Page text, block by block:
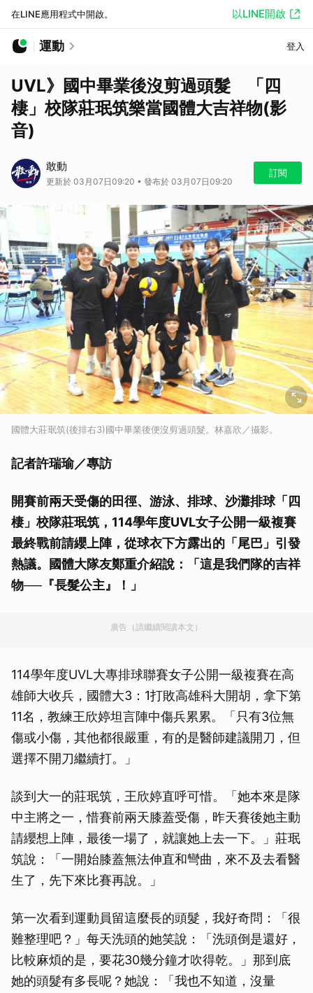
在LINE應用程式中開啟。 以LINE開啟
運動 登入
UVL》國中畢業後沒剪過頭髮 「四
棲」校隊莊珉筑樂當國體大吉祥物(影
音)
敢動
更新於 03月07日09:20 • 發布於 03月07日09:20
訂閱
國體大莊珉筑(後排右3)國中畢業後便沒剪過頭髮。林嘉欣／攝影。
記者許瑞瑜／專訪
開賽前兩天受傷的田徑、游泳、排球、沙灘排球「四
棲」校隊莊珉筑，114學年度UVL女子公開一級複賽
最終戰前請纓上陣，從球衣下方露出的「尾巴」引發
熱議。國體大隊友鄭重介紹說：「這是我們隊的吉祥
物──『長髮公主』！」
廣告（請繼續閱讀本文）
114學年度UVL大專排球聯賽女子公開一級複賽在高
雄師大收兵，國體大3：1打敗高雄科大開胡，拿下第
11名，教練王欣婷坦言陣中傷兵累累。「只有3位無
傷或小傷，其他都很嚴重，有的是醫師建議開刀，但
選擇不開刀繼續打。」
談到大一的莊珉筑，王欣婷直呼可惜。「她本來是隊
中主將之一，惜賽前兩天膝蓋受傷，昨天賽後她主動
請纓想上陣，最後一場了，就讓她上去一下。」莊珉
筑說：「一開始膝蓋無法伸直和彎曲，來不及去看醫
生了，先下來比賽再說。」
第一次看到運動員留這麼長的頭髮，我好奇問：「很
難整理吧？」每天洗頭的她笑說：「洗頭倒是還好，
比較麻煩的是，要花30幾分鐘才吹得乾。」那到底
她的頭髮有多長呢？她說：「我也不知道，沒量